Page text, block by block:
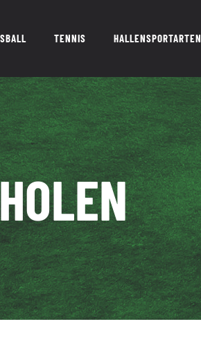
TENNIS HALLENSPORTARTEN